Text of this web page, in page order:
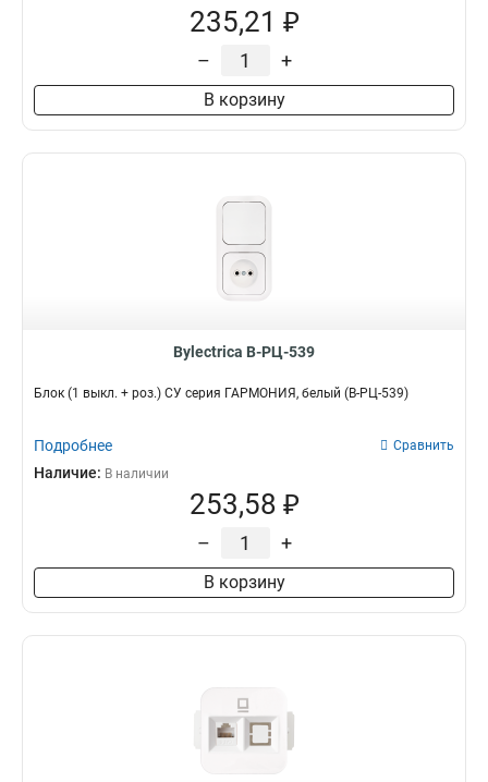
235,21 ₽
– +
В корзину
Bylectrica В-РЦ-539
Блок (1 выкл. + роз.) СУ серия ГАРМОНИЯ, белый (В-РЦ-539)
Подробнее Сравнить
Наличие: В наличии
253,58 ₽
– +
В корзину